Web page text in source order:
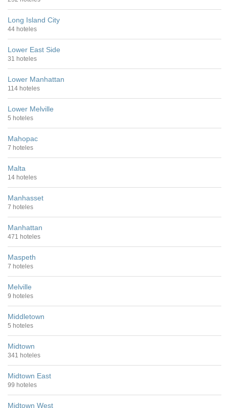
Long Island City
44 hoteles
Lower East Side
31 hoteles
Lower Manhattan
114 hoteles
Lower Melville
5 hoteles
Mahopac
7 hoteles
Malta
14 hoteles
Manhasset
7 hoteles
Manhattan
471 hoteles
Maspeth
7 hoteles
Melville
9 hoteles
Middletown
5 hoteles
Midtown
341 hoteles
Midtown East
99 hoteles
Midtown West